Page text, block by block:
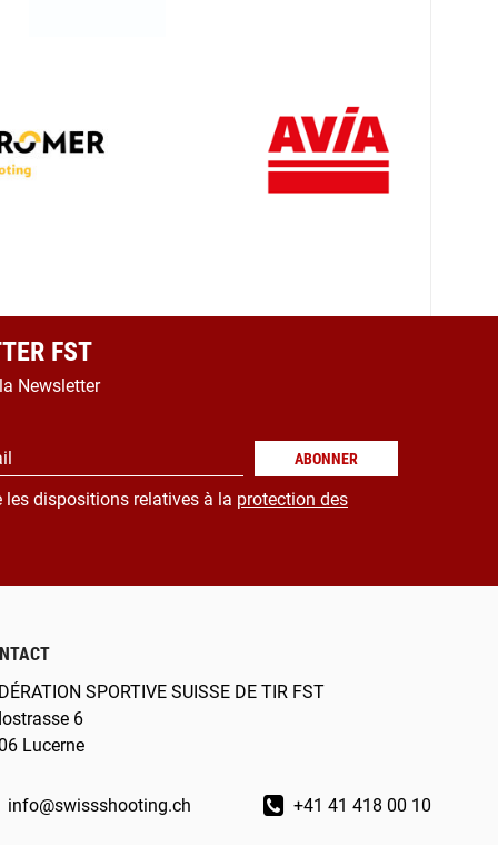
FST
Newsletter
ABONNER
les dispositions relatives à la protection des
SPORTIVE SUISSE DE TIR FST
6
Lucerne
info@swissshooting.ch +41 41 418 00 10